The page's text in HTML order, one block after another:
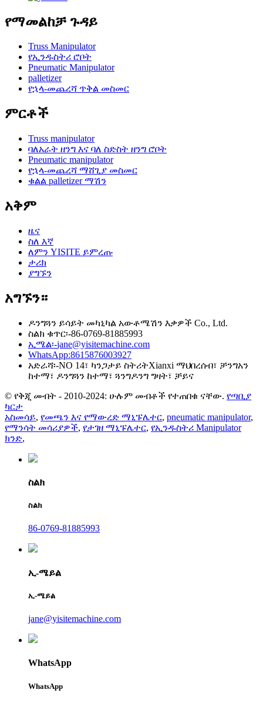
የማመልከቻ ጉዳይ
Truss Manipulator
የኢንዱስትሪ ሮቦት
Pneumatic Manipulator
palletizer
የኋላ-መጨረሻ ጥቅል መስመር
ምርቶች
Truss manipulator
ባለአራት ዘንግ እና ባለ ስድስት ዘንግ ሮቦት
Pneumatic manipulator
የኋላ-መጨረሻ ማሸጊያ መስመር
ቁልል palletizer ማሽን
አቅም
ዜና
ስለ እኛ
ለምን YISITE ይምረጡ
ታሪክ
ያግኙን
አግኙን።
ዶንግጓን ይሳይት መካኒካል አውቶሜሽን እቃዎች Co., Ltd.
ስልክ ቁጥር፡-86-0769-81885993
ኢሜል፡-jane@yisitemachine.com
WhatsApp:8615876003927
አድራሻ፡-NO 14፣ ካንጋታይ ስትሪትXianxi ማህበረሰብ፣ ቻንግአን
ከተማ፣ ዶንግጓን ከተማ፣ ጓንግዶንግ ግዛት፣ ቻይና
© የቅጂ መብት - 2010-2024: ሁሉም መብቶች የተጠበቁ ናቸው. የጣቢያ
ካርታ
አስመሳይ, የመጫን እና የማውረድ ማኒፑሌተር, pneumatic manipulator,
የማንሳት መሳሪያዎች, የታገዘ ማኒፑሌተር, የኢንዱስትሪ Manipulator
ክንድ,
ስልክ
ስልክ
86-0769-81885993
ኢ-ሜይል
ኢ-ሜይል
jane@yisitemachine.com
WhatsApp
WhatsApp